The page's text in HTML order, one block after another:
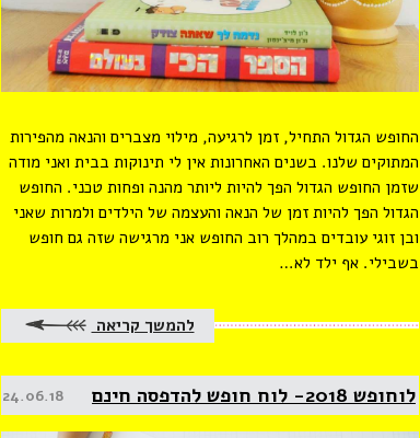
החופש הגדול התחיל, זמן לרגיעה, מילוי מצברים והנאה מהפירות
המתוקים שלנו. בשנים האחרונות אין לי תינוקות בבית ואני מודה
שזמן החופש הגדול הפך להיות ליותר מהנה ופחות טכני. החופש
הגדול הפך להיות זמן של הנאה והעצמה של הילדים ולמרות שאני
ובן זוגי עובדים במהלך רוב החופש אני מרגישה שזה גם חופש
בשבילי. אף ילד לא…
להמשך קריאה
לוחופש 2018- לוח חופש להדפסה חינם Posted
on
24.06.18